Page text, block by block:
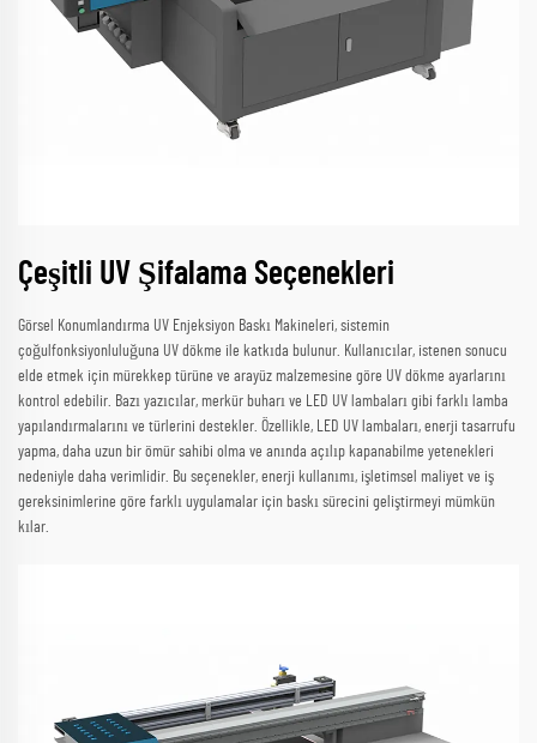
Çeşitli UV Şifalama Seçenekleri
Görsel Konumlandırma UV Enjeksiyon Baskı Makineleri, sistemin
çoğulfonksiyonluluğuna UV dökme ile katkıda bulunur. Kullanıcılar, istenen sonucu
elde etmek için mürekkep türüne ve arayüz malzemesine göre UV dökme ayarlarını
kontrol edebilir. Bazı yazıcılar, merkür buharı ve LED UV lambaları gibi farklı lamba
yapılandırmalarını ve türlerini destekler. Özellikle, LED UV lambaları, enerji tasarrufu
yapma, daha uzun bir ömür sahibi olma ve anında açılıp kapanabilme yetenekleri
nedeniyle daha verimlidir. Bu seçenekler, enerji kullanımı, işletimsel maliyet ve iş
gereksinimlerine göre farklı uygulamalar için baskı sürecini geliştirmeyi mümkün
kılar.